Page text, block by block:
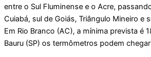
entre o Sul Fluminense e o Acre,
Cuiabá, sul de Goiás, Triângulo Mineiro e
Em Rio Branco (AC), a mínima prevista é
Bauru (SP) os termômetros podem chegar